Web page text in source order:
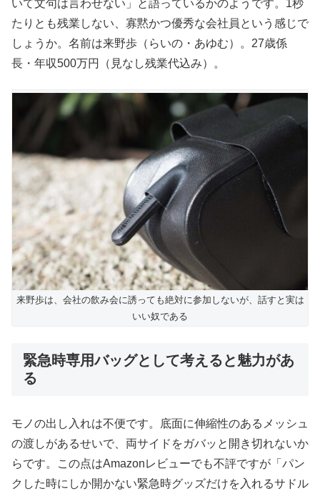
いて文句は言わせない」と語っているかのようです。1秒
たりとも残業しない、寡黙かつ優秀な会社員という感じで
しょうか。名前は来野歩（らいの・あゆむ）。27歳係
長・年収500万円（見なし残業代込み）。
来野歩は、会社の飲み会に誘っても絶対に参加しないが、話すと実は
いい奴である
緊急時専用バッグとして考えると魅力があ
る
モノの出し入れは不便です。底面に伸縮性のあるメッシュ
の渡しがあるせいで、両サイドをガバッと開き切れないか
らです。この点はAmazonレビューでも不評ですが「パン
クした時にしか開かない緊急時グッズだけを入れるサドル